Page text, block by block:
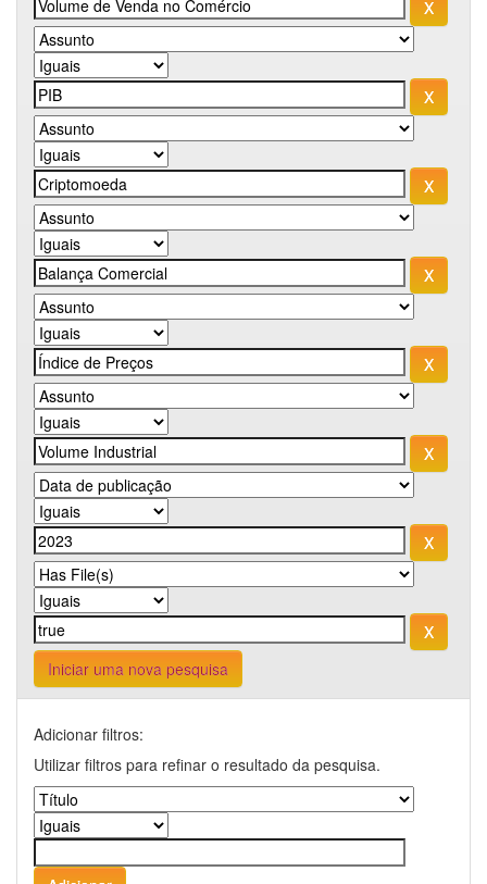
Iniciar uma nova pesquisa
Adicionar filtros:
Utilizar filtros para refinar o resultado da pesquisa.